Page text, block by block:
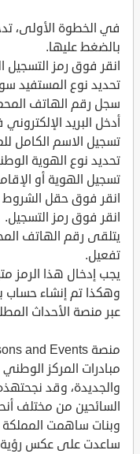
في الخطوة الأولى،
بالضغط عليها.
انقر فوق رمز التسجيل
تحديد نوع المستفيد
سجل رقم الهاتف
أدخل البريد
تسجيل الاسم الكامل
تحديد نوع الهوية
تسجيل الهوية أو
انقر فوق حقل الشروط
انقر فوق رمز التسجيل.
يتلقى رقم الهاتف
تفعيل.
يجب إدخال هذا الرمز
وهكذا تم إنشاء حساب
عبر منصة الأحداث
مبادرات المركز
والجديدة، وقد
السائحين من مختلف
وبنات ساهمت
ساعدت على عكس رؤية